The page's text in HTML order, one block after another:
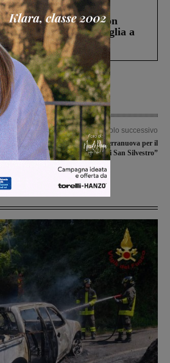
struttura di Castiglion
che aveva ucciso la figlia a
arrivo
per
Articolo successivo
Baby in campo a Terranuova per il
“Torneo di San Silvestro”